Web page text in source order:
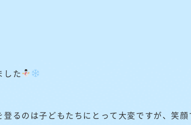
した
るのは子どもたちにとって大変ですが、笑